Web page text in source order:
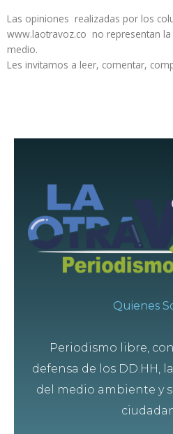
Las opiniones realizadas por los
www.laotravoz.co no representan
medio.
Les invitamos a leer, comentar,
Quienes
Periodismo libre,
defensa de los DD.HH,
del medio ambiente y